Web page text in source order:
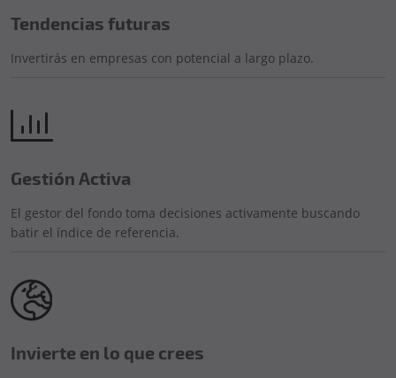
Tendencias futuras
Invertirás en empresas con potencial a largo plazo.
Gestión Activa
El gestor del fondo toma decisiones activamente buscando
batir el índice de referencia.
Invierte en lo que crees